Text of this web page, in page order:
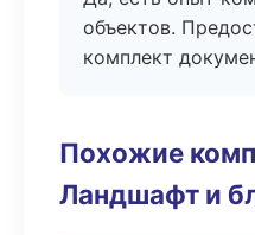
объектов.
комплект
Похожие
Ландшафт и